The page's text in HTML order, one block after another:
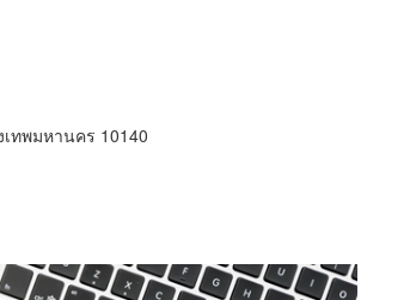
ทพมหานคร 10140